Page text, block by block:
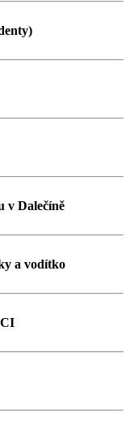
v Dalečíně
a vodítko